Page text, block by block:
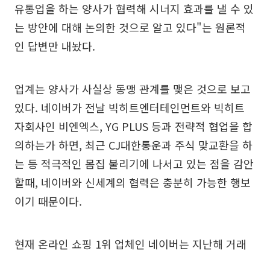
유통업을 하는 양사가 협력해 시너지 효과를 낼 수 있
는 방안에 대해 논의한 것으로 알고 있다"는 원론적
인 답변만 내놨다.
업계는 양사가 사실상 동맹 관계를 맺은 것으로 보고
있다. 네이버가 전날 빅히트엔터테인먼트와 빅히트
자회사인 비엔엑스, YG PLUS 등과 전략적 협업을 합
의하는가 하면, 최근 CJ대한통운과 주식 맞교환을 하
는 등 적극적인 몸집 불리기에 나서고 있는 점을 감안
할때, 네이버와 신세계의 협력은 충분히 가능한 행보
이기 때문이다.
현재 온라인 쇼핑 1위 업체인 네이버는 지난해 거래